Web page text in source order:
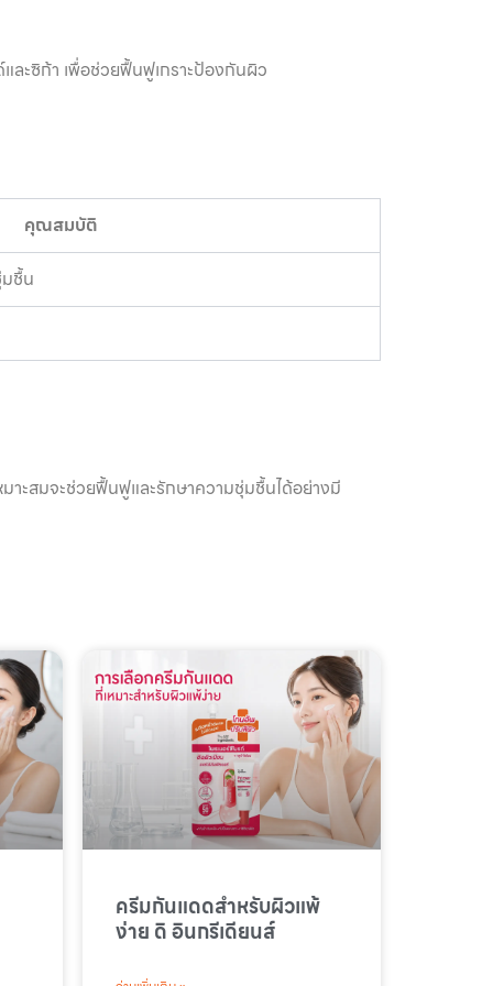
ะซิก้า เพื่อช่วยฟื้นฟูเกราะป้องกันผิว
คุณสมบัติ
ชื้น
าะสมจะช่วยฟื้นฟูและรักษาความชุ่มชื้นได้อย่างมี
ครีมกันแดดสำหรับผิวแพ้
ง่าย ดิ อินกรีเดียนส์